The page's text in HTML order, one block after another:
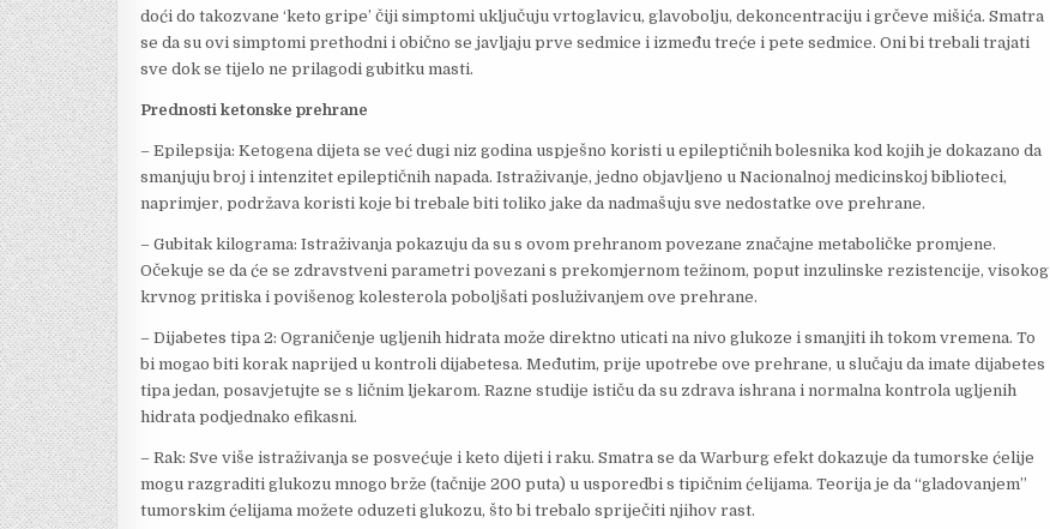
doći do takozvane ‘keto gripe’ čiji simptomi uključuju vrtoglavicu, glavobolju, dekoncentraciju i grčeve mišića. Smatra
se da su ovi simptomi prethodni i obično se javljaju prve sedmice i između treće i pete sedmice. Oni bi trebali trajati
sve dok se tijelo ne prilagodi gubitku masti.
Prednosti ketonske prehrane
– Epilepsija: Ketogena dijeta se već dugi niz godina uspješno koristi u epileptičnih bolesnika kod kojih je dokazano da
smanjuju broj i intenzitet epileptičnih napada. Istraživanje, jedno objavljeno u Nacionalnoj medicinskoj biblioteci,
naprimjer, podržava koristi koje bi trebale biti toliko jake da nadmašuju sve nedostatke ove prehrane.
– Gubitak kilograma: Istraživanja pokazuju da su s ovom prehranom povezane značajne metaboličke promjene.
Očekuje se da će se zdravstveni parametri povezani s prekomjernom težinom, poput inzulinske rezistencije, visokog
krvnog pritiska i povišenog kolesterola poboljšati posluživanjem ove prehrane.
– Dijabetes tipa 2: Ograničenje ugljenih hidrata može direktno uticati na nivo glukoze i smanjiti ih tokom vremena. To
bi mogao biti korak naprijed u kontroli dijabetesa. Međutim, prije upotrebe ove prehrane, u slučaju da imate dijabetes
tipa jedan, posavjetujte se s ličnim ljekarom. Razne studije ističu da su zdrava ishrana i normalna kontrola ugljenih
hidrata podjednako efikasni.
– Rak: Sve više istraživanja se posvećuje i keto dijeti i raku. Smatra se da Warburg efekt dokazuje da tumorske ćelije
mogu razgraditi glukozu mnogo brže (tačnije 200 puta) u usporedbi s tipičnim ćelijama. Teorija je da “gladovanjem”
tumorskim ćelijama možete oduzeti glukozu, što bi trebalo spriječiti njihov rast.